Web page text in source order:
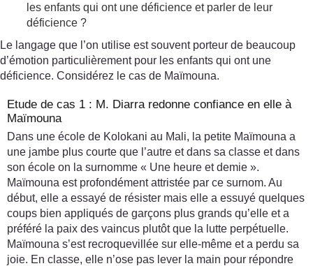
les enfants qui ont une déficience et parler de leur
déficience ?
Le langage que l’on utilise est souvent porteur de beaucoup
d’émotion particulièrement pour les enfants qui ont une
déficience. Considérez le cas de Maïmouna.
Etude de cas 1 : M. Diarra redonne confiance en elle à
Maïmouna
Dans une école de Kolokani au Mali, la petite Maïmouna a
une jambe plus courte que l’autre et dans sa classe et dans
son école on la surnomme « Une heure et demie ».
Maïmouna est profondément attristée par ce surnom. Au
début, elle a essayé de résister mais elle a essuyé quelques
coups bien appliqués de garçons plus grands qu’elle et a
préféré la paix des vaincus plutôt que la lutte perpétuelle.
Maïmouna s’est recroquevillée sur elle-même et a perdu sa
joie. En classe, elle n’ose pas lever la main pour répondre